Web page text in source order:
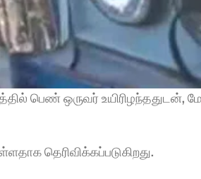
பெண் ஒருவர் உயிரிழந்ததுடன்,
தெரிவிக்கப்படுகிறது.